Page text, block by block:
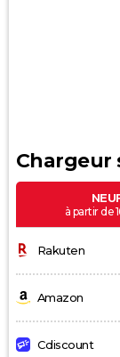
Chargeur
à partir de
Rakuten
Amazon
Cdiscount